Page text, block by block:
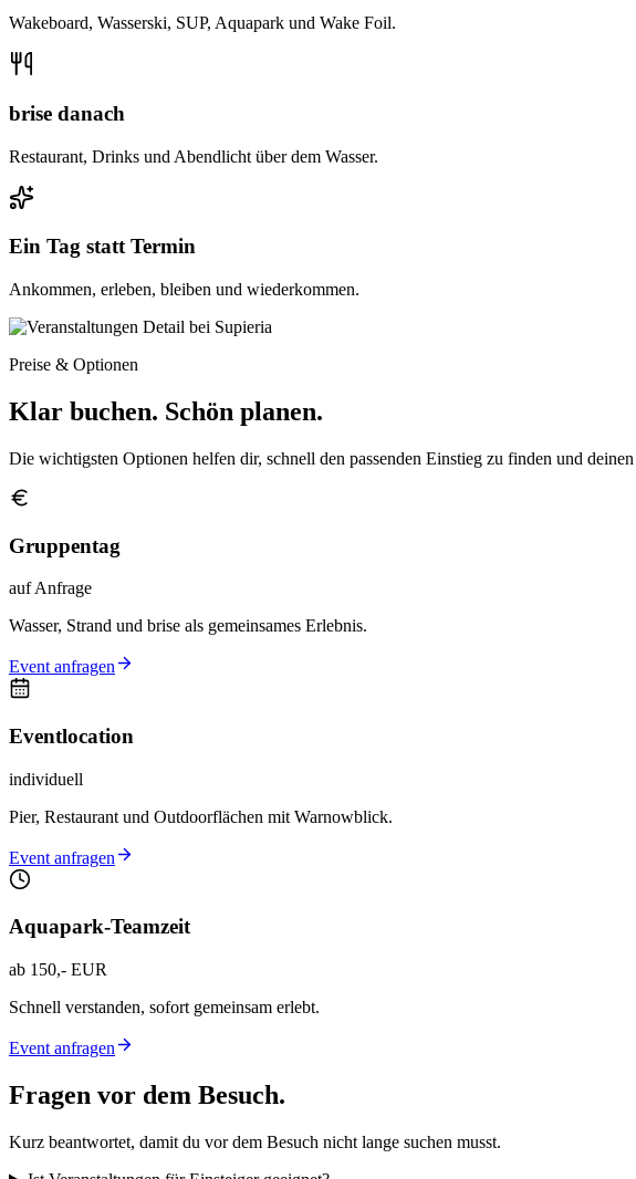
Wakeboard, Wasserski, SUP, Aquapark und Wake Foil.
brise danach
Restaurant, Drinks und Abendlicht über dem Wasser.
Ein Tag statt Termin
Ankommen, erleben, bleiben und wiederkommen.
Preise & Optionen
Klar buchen. Schön planen.
Die wichtigsten Optionen helfen dir, schnell den passenden Einstieg zu finden und
Gruppentag
auf Anfrage
Wasser, Strand und brise als gemeinsames Erlebnis.
Event anfragen
Eventlocation
individuell
Pier, Restaurant und Outdoorflächen mit Warnowblick.
Event anfragen
Aquapark-Teamzeit
ab 150,- EUR
Schnell verstanden, sofort gemeinsam erlebt.
Event anfragen
Fragen vor dem Besuch.
Kurz beantwortet, damit du vor dem Besuch nicht lange suchen musst.